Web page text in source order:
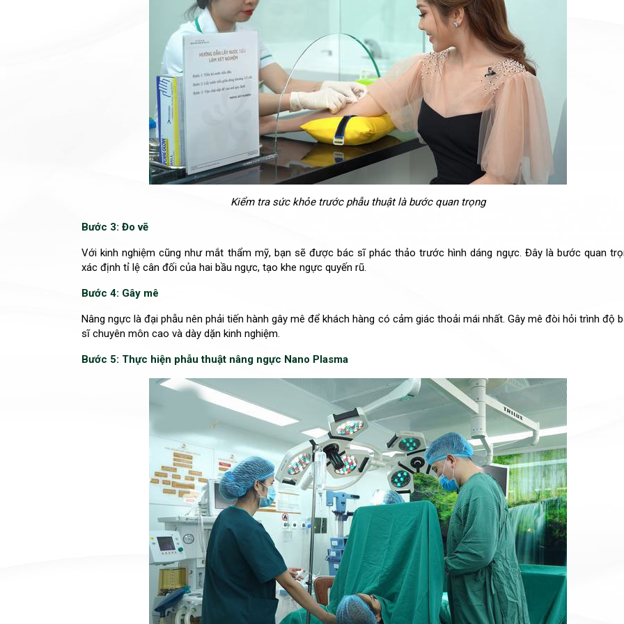
Kiểm tra sức khỏe trước phẫu thuật là bước quan trọng
Bước 3: Đo vẽ
Với kinh nghiệm cũng như mắt thẩm mỹ, bạn sẽ được bác sĩ phác thảo trước hình dáng ngực. Đây là bước quan
xác định tỉ lệ cân đối của hai bầu ngực, tạo khe ngực quyến rũ.
Bước 4: Gây mê
Nâng ngực là đại phẫu nên phải tiến hành gây mê để khách hàng có cảm giác thoải mái nhất. Gây mê đòi hỏi trình độ
sĩ chuyên môn cao và dày dặn kinh nghiệm.
Bước 5: Thực hiện phẫu thuật nâng ngực Nano Plasma